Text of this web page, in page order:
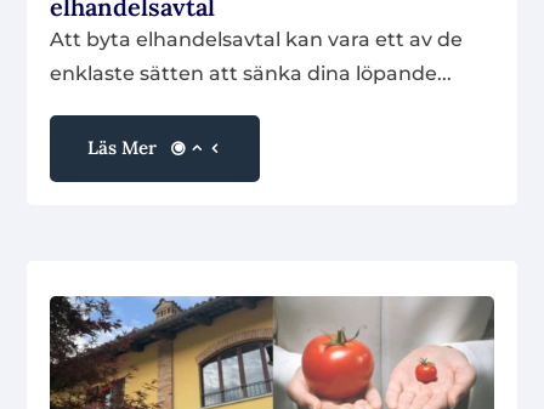
elhandelsavtal
Att byta elhandelsavtal kan vara ett av de
enklaste sätten att sänka dina löpande...
Läs Mer